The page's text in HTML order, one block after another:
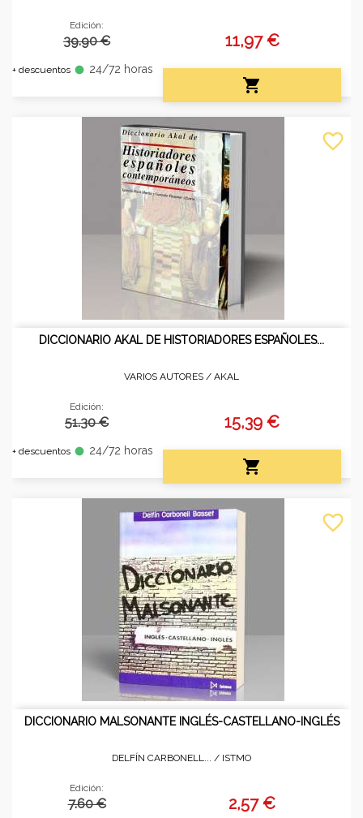
Edición:
39.90 €
+ descuentos fiber_manual_record 24/72 horas
11,97 €

DICCIONARIO AKAL DE HISTORIADORES ESPAÑOLES...
VARIOS AUTORES / AKAL
Edición:
51.30 €
+ descuentos fiber_manual_record 24/72 horas
15,39 €

favorite_border
DICCIONARIO MALSONANTE INGLÉS-CASTELLANO-INGLÉS
DELFÍN CARBONELL... / ISTMO
Edición:
7.60 € 2,57 €
favorite_border